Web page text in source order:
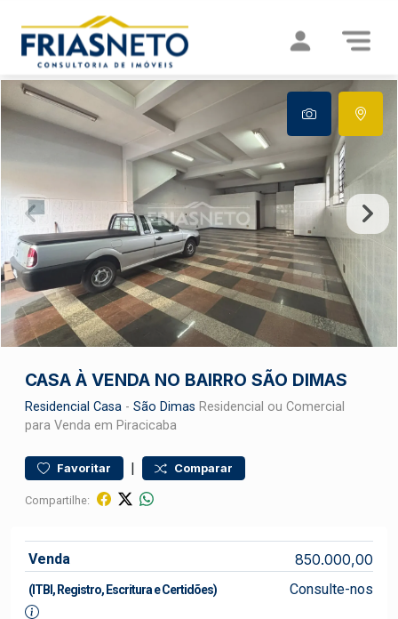
CASA À VENDA NO BAIRRO SÃO DIMAS
Residencial Casa - São Dimas Residencial ou Comercial
para Venda em Piracicaba
Favoritar | Comparar
Compartilhe:
Venda 850.000,00
(ITBI, Registro, Escritura e Certidões) Consulte-nos